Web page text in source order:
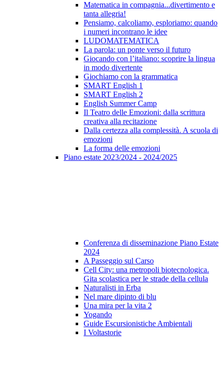
Matematica in compagnia...divertimento e
tanta allegria!
Pensiamo, calcoliamo, esploriamo: quando
i numeri incontrano le idee
LUDOMATEMATICA
La parola: un ponte verso il futuro
Giocando con l’italiano: scoprire la lingua
in modo divertente
Giochiamo con la grammatica
SMART English 1
SMART English 2
English Summer Camp
Il Teatro delle Emozioni: dalla scrittura
creativa alla recitazione
Dalla certezza alla complessità. A scuola di
emozioni
La forma delle emozioni
Piano estate 2023/2024 - 2024/2025
Conferenza di disseminazione Piano Estate
2024
A Passeggio sul Carso
Cell City: una metropoli biotecnologica.
Gita scolastica per le strade della cellula
Naturalisti in Erba
Nel mare dipinto di blu
Una mira per la vita 2
Yogando
Guide Escursionistiche Ambientali
I Voltastorie